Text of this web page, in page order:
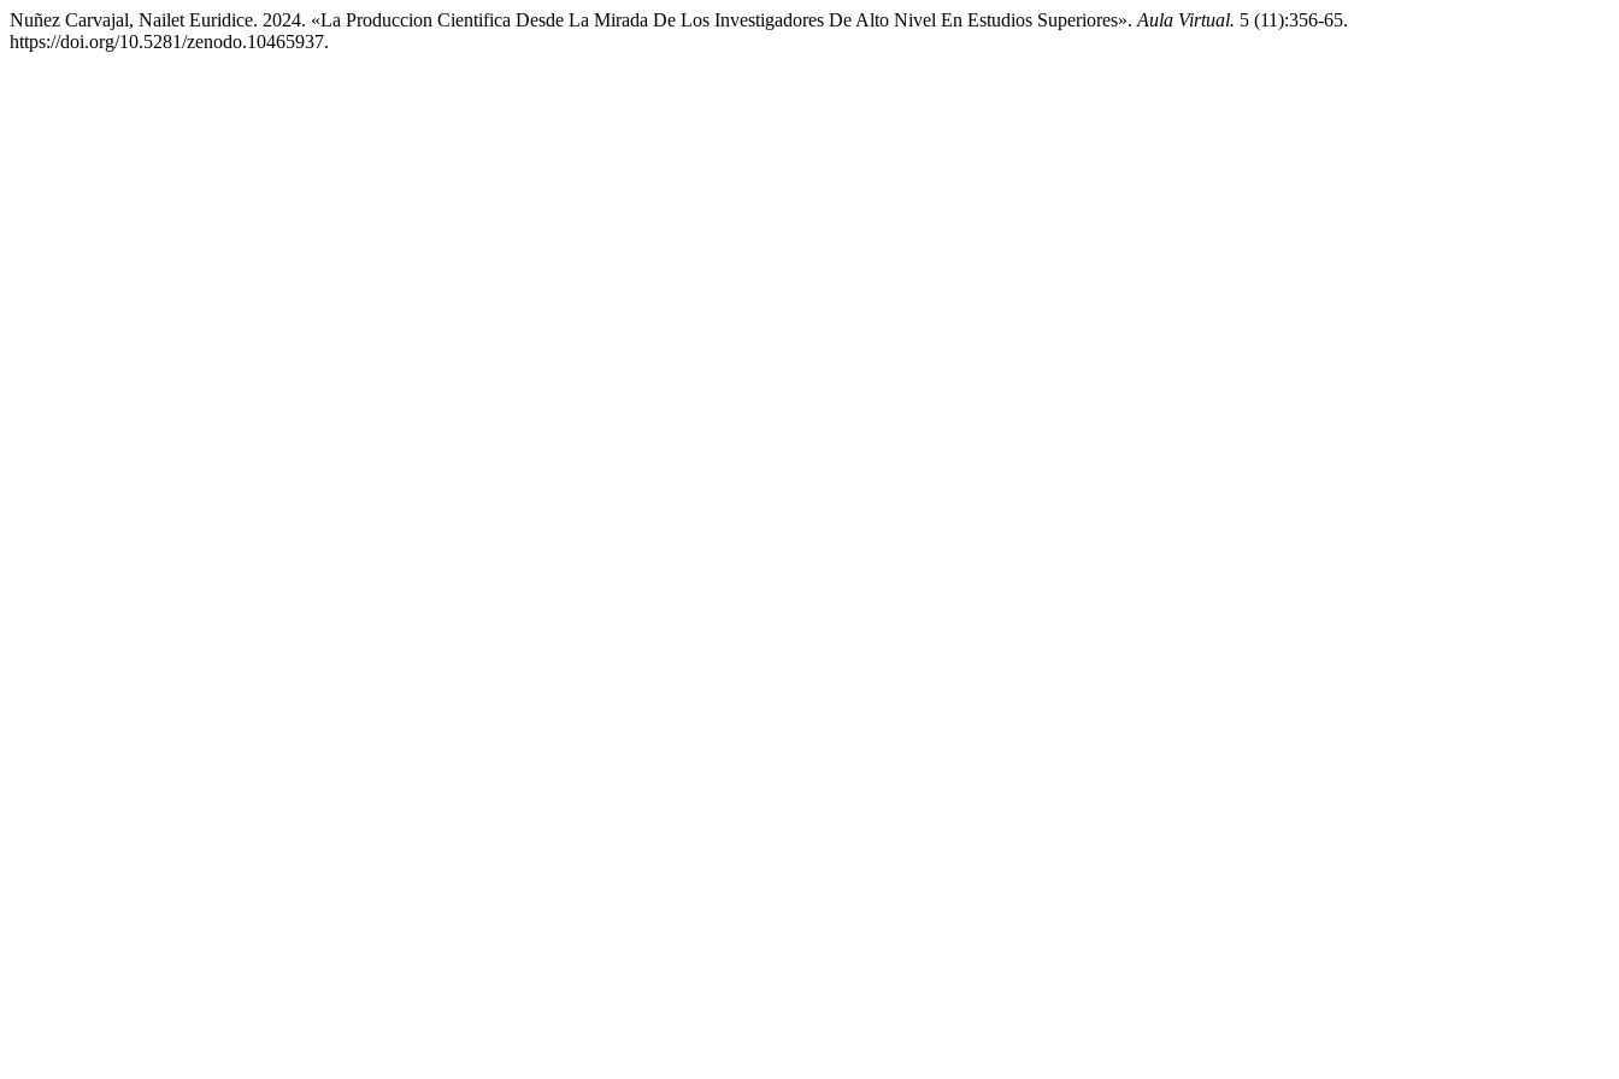
Nuñez Carvajal, Nailet Euridice. 2024. «La Produccion Cientifica Desde La Mirada De Los Investigadores De Alto Nivel En Estudios Superiores». Aula Virtual. 5 (11):356-65.
https://doi.org/10.5281/zenodo.10465937.